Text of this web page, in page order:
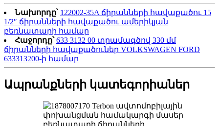
Նախորդը՝ 122002-35A ճիրանների հավաքածու 15
1/2″ ճիրանների հավաքածու ամերիկյան
բեռնատարի համար
Հաջորդը՝ 633 3132 00 տրամագծով 330 մմ
ճիրանների հավաքածուներ VOLKSWAGEN FORD
633313200-ի համար
Ապրանքների կատեգորիաներ